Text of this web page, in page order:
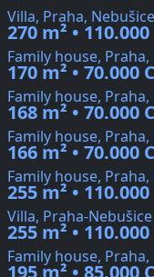
Villa, Praha, Nebušice
270 m² • 110.000
Family house,
170 m² • 70.000
Family house,
168 m² • 70.000
Family house,
166 m² • 70.000
Family house,
255 m² • 110.000
Villa, Praha-Nebušice
255 m² • 110.000
Family house,